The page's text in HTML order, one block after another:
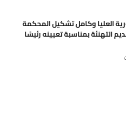
العليا وكامل تشكيل المحكمة
التهنئة بمناسبة تعيينه رئيسًا